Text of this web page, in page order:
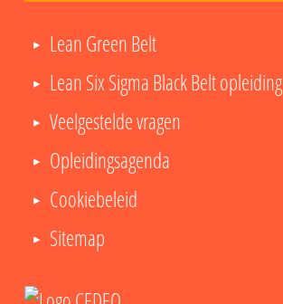
Lean Green Belt
Lean Six Sigma Black Belt opleiding
Veelgestelde vragen
Opleidingsagenda
Cookiebeleid
Sitemap